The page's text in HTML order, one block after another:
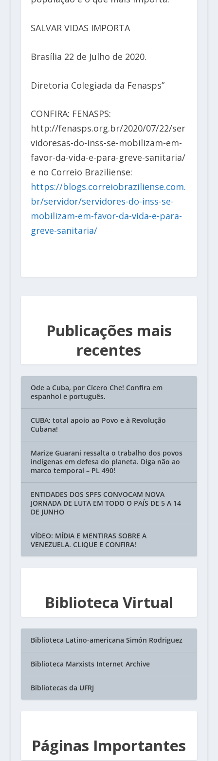
SALVAR VIDAS IMPORTA
Brasília 22 de Julho de 2020.
Diretoria Colegiada da Fenasps”
CONFIRA: FENASPS:
http://fenasps.org.br/2020/07/22/ser
vidoresas-do-inss-se-mobilizam-em-
favor-da-vida-e-para-greve-sanitaria/
e no Correio Braziliense:
https://blogs.correiobraziliense.com.
br/servidor/servidores-do-inss-se-
mobilizam-em-favor-da-vida-e-para-
greve-sanitaria/
Publicações mais
recentes
Ode a Cuba, por Cícero Che! Confira em
espanhol e português.
CUBA: total apoio ao Povo e à Revolução
Cubana!
Marize Guarani ressalta o trabalho dos povos
indígenas em defesa do planeta. Diga não ao
marco temporal – PL 490!
ENTIDADES DOS SPFS CONVOCAM NOVA
JORNADA DE LUTA EM TODO O PAÍS DE 5 A 14
DE JUNHO
VÍDEO: MÍDIA E MENTIRAS SOBRE A
VENEZUELA. CLIQUE E CONFIRA!
Biblioteca Virtual
Biblioteca Latino-americana Simón Rodriguez
Biblioteca Marxists Internet Archive
Bibliotecas da UFRJ
Páginas Importantes